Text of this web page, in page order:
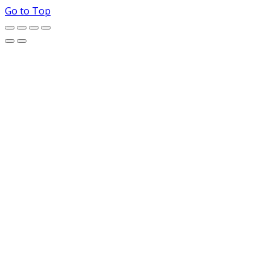
Go to Top